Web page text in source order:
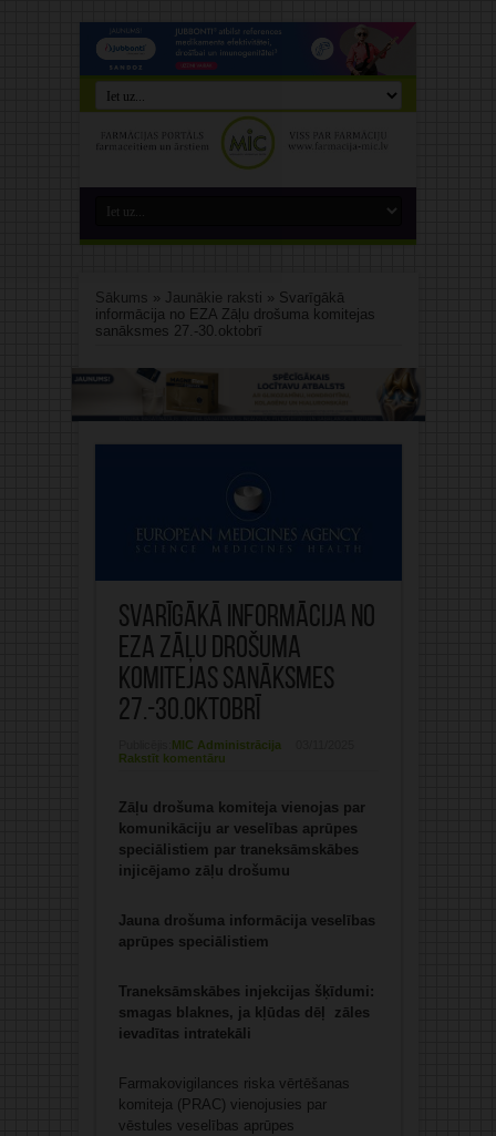
Sākums » Jaunākie raksti » Svarīgākā
informācija no EZA Zāļu drošuma komitejas
sanāksmes 27.-30.oktobrī
Svarīgākā informācija no
EZA Zāļu drošuma
komitejas sanāksmes
27.-30.oktobrī
MIC Administrācija
Rakstīt komentāru
Zāļu drošuma komiteja vienojas par
komunikāciju ar veselības aprūpes
speciālistiem par traneksāmskābes
injicējamo zāļu drošumu
Jauna drošuma informācija veselības
aprūpes speciālistiem
Traneksāmskābes injekcijas šķīdumi:
smagas blaknes, ja kļūdas dēļ zāles
ievadītas intratekāli
Farmakovigilances riska vērtēšanas
komiteja (PRAC) vienojusies par
vēstules veselības aprūpes